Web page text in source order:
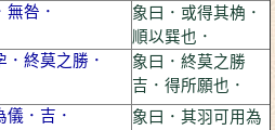
咎．
象曰．或得其桷．
順以巽也．
終莫之勝．
象曰．終莫之勝
吉．得所願也．
儀．吉．
象曰．其羽可用為